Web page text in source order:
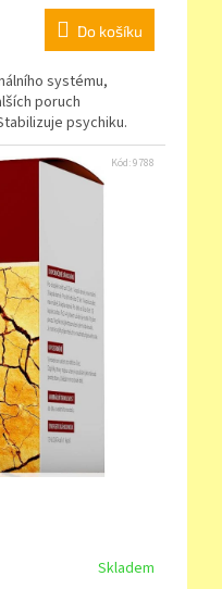
Do košíku
systému,
poruch
psychiku.
Skladem
Kód:9788